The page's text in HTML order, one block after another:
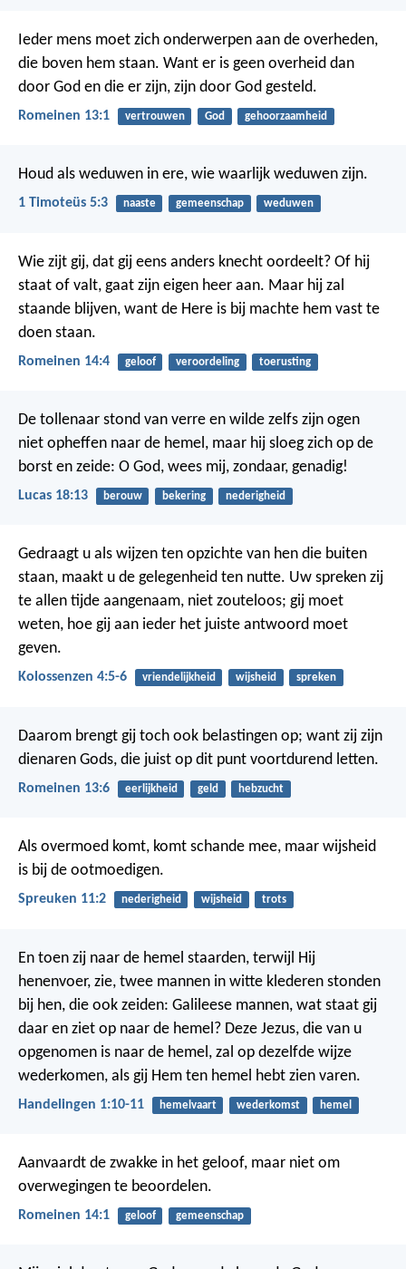
Ieder mens moet zich onderwerpen aan de overheden,
die boven hem staan. Want er is geen overheid dan
door God en die er zijn, zijn door God gesteld.
Romeinen 13:1 vertrouwen God gehoorzaamheid
Houd als weduwen in ere, wie waarlijk weduwen zijn.
1 Timoteüs 5:3 naaste gemeenschap weduwen
Wie zijt gij, dat gij eens anders knecht oordeelt? Of hij
staat of valt, gaat zijn eigen heer aan. Maar hij zal
staande blijven, want de Here is bij machte hem vast te
doen staan.
Romeinen 14:4 geloof veroordeling toerusting
De tollenaar stond van verre en wilde zelfs zijn ogen
niet opheffen naar de hemel, maar hij sloeg zich op de
borst en zeide: O God, wees mij, zondaar, genadig!
Lucas 18:13 berouw bekering nederigheid
Gedraagt u als wijzen ten opzichte van hen die buiten
staan, maakt u de gelegenheid ten nutte. Uw spreken zij
te allen tijde aangenaam, niet zouteloos; gij moet
weten, hoe gij aan ieder het juiste antwoord moet
geven.
Kolossenzen 4:5-6 vriendelijkheid wijsheid spreken
Daarom brengt gij toch ook belastingen op; want zij zijn
dienaren Gods, die juist op dit punt voortdurend letten.
Romeinen 13:6 eerlijkheid geld hebzucht
Als overmoed komt, komt schande mee, maar wijsheid
is bij de ootmoedigen.
Spreuken 11:2 nederigheid wijsheid trots
En toen zij naar de hemel staarden, terwijl Hij
henenvoer, zie, twee mannen in witte klederen stonden
bij hen, die ook zeiden: Galileese mannen, wat staat gij
daar en ziet op naar de hemel? Deze Jezus, die van u
opgenomen is naar de hemel, zal op dezelfde wijze
wederkomen, als gij Hem ten hemel hebt zien varen.
Handelingen 1:10-11 hemelvaart wederkomst hemel
Aanvaardt de zwakke in het geloof, maar niet om
overwegingen te beoordelen.
Romeinen 14:1 geloof gemeenschap